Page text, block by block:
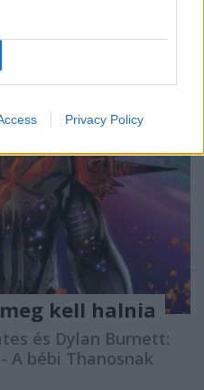
Privacy Policy
kell halnia
és Dylan Burnett:
A bébi Thanosnak